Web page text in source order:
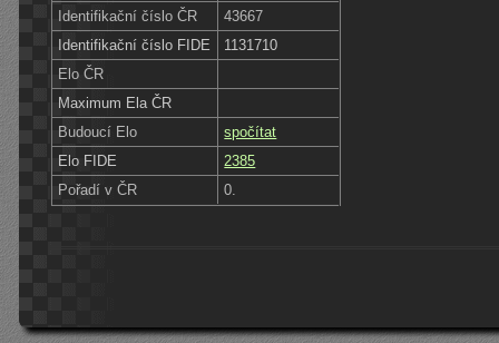
Identifikační číslo ČR
43667
Identifikační číslo FIDE
1131710
Elo ČR
Maximum Ela ČR
Budoucí Elo
spočítat
Elo FIDE
2385
Pořadí v ČR
0.